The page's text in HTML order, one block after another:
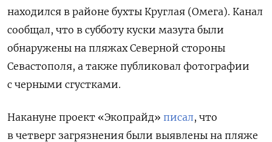
находился в районе бухты Круглая (Омега). Канал
сообщал, что в субботу куски мазута были
обнаружены на пляжах Северной стороны
Севастополя, а также публиковал фотографии
с черными сгустками.
Накануне проект «Экопрайд» писал, что
в четверг загрязнения были выявлены на пляже